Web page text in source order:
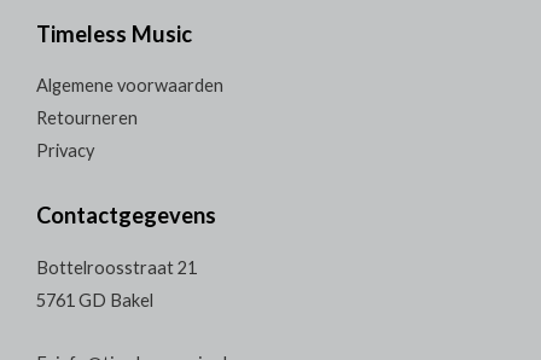
Timeless Music
Algemene voorwaarden
Retourneren
Privacy
Contactgegevens
Bottelroosstraat 21
5761 GD Bakel